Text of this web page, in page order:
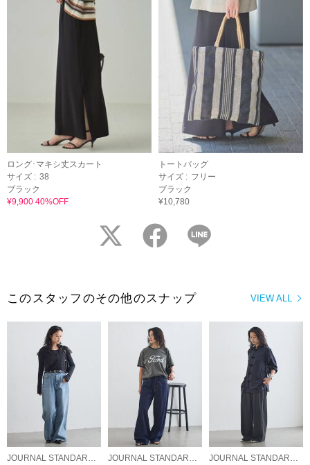
ロング･マキシ丈スカート
サイズ : 38
ブラック
¥9,900 40%OFF
トートバッグ
サイズ : フリー
ブラック
¥10,780
twitter facebook
VIEW ALL
このスタッフのその他のスナップ
JOURNAL STANDARD L'ESSAGE
JOURNAL STANDARD L'ESSAGE
JOURNAL STANDARD L'ESSAGE